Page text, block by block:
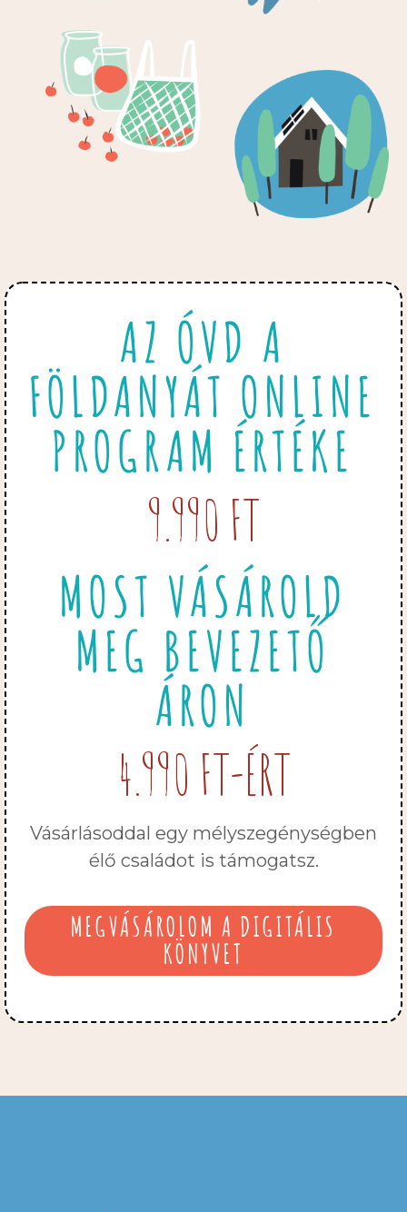
AZ ÓVD A
FÖLDANYÁT ONLINE
PROGRAM ÉRTÉKE
9.990 FT
MOST VÁSÁROLD
MEG BEVEZETŐ
ÁRON
4.990 FT-ÉRT
Vásárlásoddal egy mélyszegénységben
élő családot is támogatsz.
MEGVÁSÁROLOM A DIGITÁLIS
KÖNYVET